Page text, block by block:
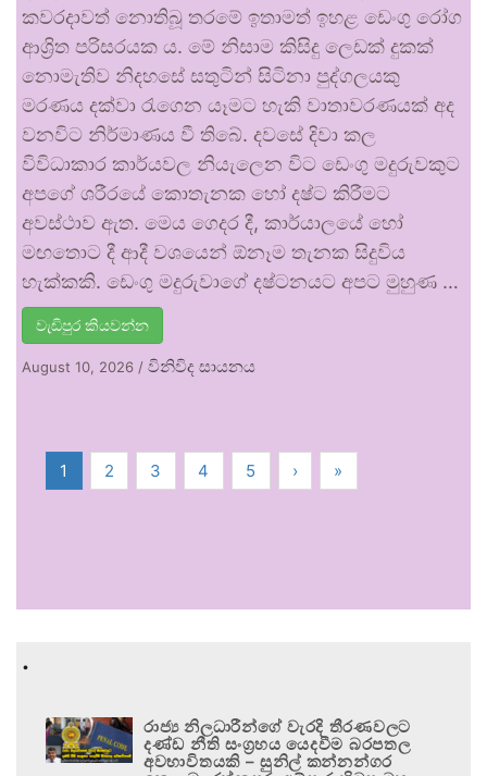
කවරදාවත් නොතිබූ තරමේ ඉතාමත් ඉහළ ඩෙංගු රෝග
ආශ්‍රිත පරිසරයක ය. මේ නිසාම කිසිදු ලෙඩක් දුකක්
නොමැතිව නිදහසේ සතුටින් සිටිනා පුද්ගලයකු
මරණය දක්වා රැගෙන යෑමට හැකි වාතාවරණයක් අද
වනවිට නිර්මාණය වී තිබේ. දවසේ දිවා කල
විවිධාකාර කාර්යවල නියැලෙන විට ඩෙංගු මදුරුවකුට
අපගේ ශරීරයේ කොතැනක හෝ දෂ්ට කිරීමට
අවස්ථාව ඇත. මෙය ගෙදර දී, කාර්යාලයේ හෝ
මඟතොට දී ආදී වශයෙන් ඕනෑම තැනක සිදුවිය
හැක්කකි. ඩෙංගු මදුරුවාගේ දෂ්ටනයට අපට මුහුණ …
වැඩිපුර කියවන්න
August 10, 2026 / විනිවිද සායනය
1 2 3 4 5 › »
.
රාජ්‍ය නිලධාරීන්ගේ වැරදි තීරණවලට
දණ්ඩ නීති සංග්‍රහය යෙදවීම බරපතල
අවභාවිතයකි – සුනිල් කන්නන්ගර